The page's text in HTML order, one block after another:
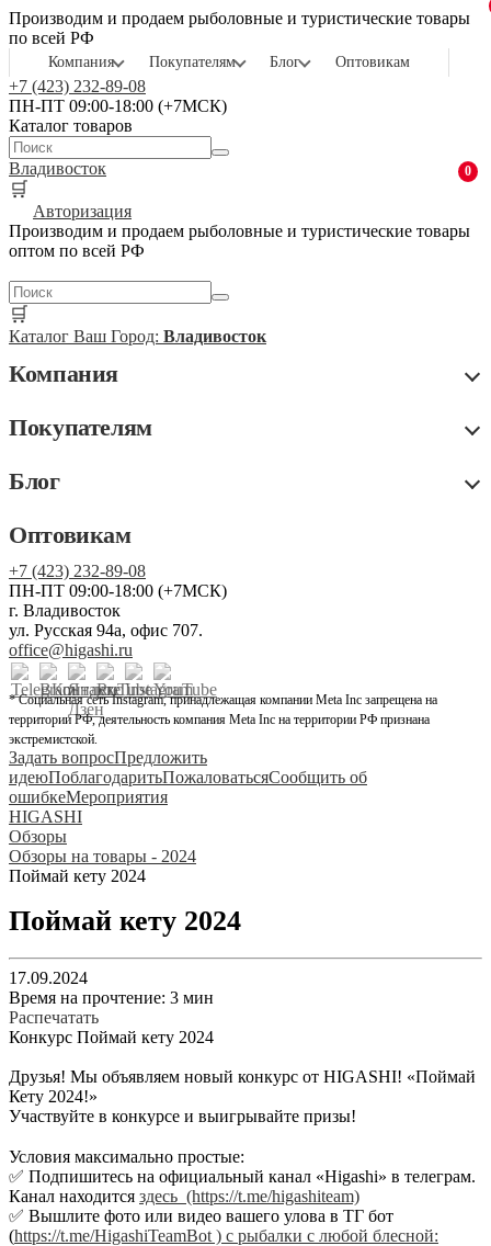
Производим и продаем рыболовные и туристические товары
по всей РФ
Компания Покупателям Блог Оптовикам
+7 (423) 232-89-08
ПН-ПТ 09:00-18:00 (+7МСК)
Каталог товаров
Владивосток
🛒
0
Авторизация
Производим и продаем рыболовные и туристические товары
оптом по всей РФ
🛒
Каталог Ваш Город: Владивосток
Компания
Покупателям
Блог
Оптовикам
+7 (423) 232-89-08
ПН-ПТ 09:00-18:00 (+7МСК)
г. Владивосток
ул. Русская 94а, офис 707.
office@higashi.ru
* Социальная сеть Instagram, принадлежащая компании Meta Inc запрещена на
территории РФ, деятельность компания Meta Inc на территории РФ признана
экстремистской.
Задать вопросПредложить
идеюПоблагодаритьПожаловатьсяСообщить об
ошибкеМероприятия
HIGASHI
Обзоры
Обзоры на товары - 2024
Поймай кету 2024
Поймай кету 2024
17.09.2024
Время на прочтение: 3 мин
Распечатать
Конкурс Поймай кету 2024
Друзья! Мы объявляем новый конкурс от HIGASHI! «Поймай
Кету 2024!»
Участвуйте в конкурсе и выигрывайте призы!
Условия максимально простые:
✅ Подпишитесь на официальный канал «Higashi» в телеграм.
Канал находится здесь (https://t.me/higashiteam)
✅ Вышлите фото или видео вашего улова в ТГ бот
(https://t.me/HigashiTeamBot ) с рыбалки с любой блесной: